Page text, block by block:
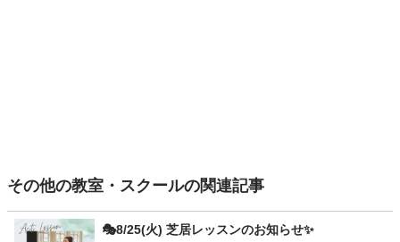
その他の教室・スクールの関連記事
🎭8/25(火) 芝居レッスンのお知らせ✨